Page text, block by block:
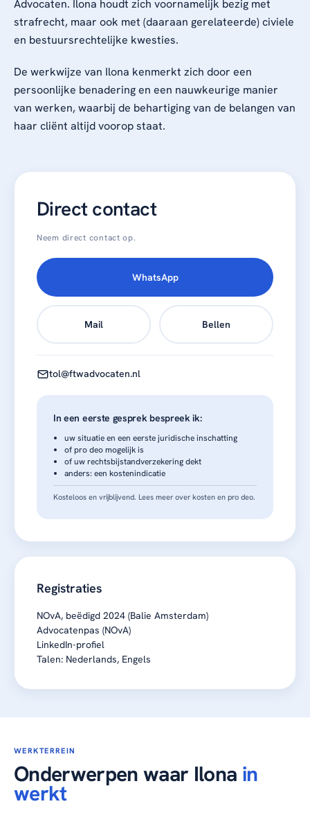
Advocaten. Ilona houdt zich voornamelijk bezig met
strafrecht, maar ook met (daaraan gerelateerde) civiele
en bestuursrechtelijke kwesties.
De werkwijze van Ilona kenmerkt zich door een
persoonlijke benadering en een nauwkeurige manier
van werken, waarbij de behartiging van de belangen van
haar cliënt altijd voorop staat.
Direct contact
Neem direct contact op.
WhatsApp
Mail Bellen
tol@ftwadvocaten.nl
In een eerste gesprek bespreek ik:
uw situatie en een eerste juridische inschatting
of pro deo mogelijk is
of uw rechtsbijstandverzekering dekt
anders: een kostenindicatie
Kosteloos en vrijblijvend. Lees meer over kosten en pro deo.
Registraties
NOvA, beëdigd 2024 (Balie Amsterdam)
Advocatenpas (NOvA)
LinkedIn-profiel
Talen: Nederlands, Engels
WERKTERREIN
Onderwerpen waar Ilona in
werkt